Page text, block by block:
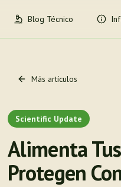
Blog Técnico
Más artículos
Scientific Update
Alimenta
Protegen